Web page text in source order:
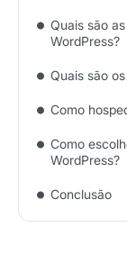
Quais são
WordPress?
Quais são
Como
Como
WordPress?
Conclusão